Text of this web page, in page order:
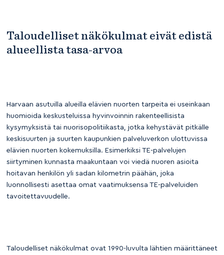
Taloudelliset näkökulmat eivät edistä
alueellista tasa-arvoa
Harvaan asutuilla alueilla elävien nuorten tarpeita ei useinkaan
huomioida keskusteluissa hyvinvoinnin rakenteellisista
kysymyksistä tai nuorisopolitiikasta, jotka kehystävät pitkälle
keskisuurten ja suurten kaupunkien palveluverkon ulottuvissa
elävien nuorten kokemuksilla. Esimerkiksi TE-palvelujen
siirtyminen kunnasta maakuntaan voi viedä nuoren asioita
hoitavan henkilön yli sadan kilometrin päähän, joka
luonnollisesti asettaa omat vaatimuksensa TE-palveluiden
tavoitettavuudelle.
Taloudelliset näkökulmat ovat 1990-luvulta lähtien määrittäneet